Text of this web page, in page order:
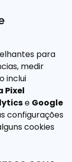
para
medir
inclui
Pixel
e Google
configurações
cookies